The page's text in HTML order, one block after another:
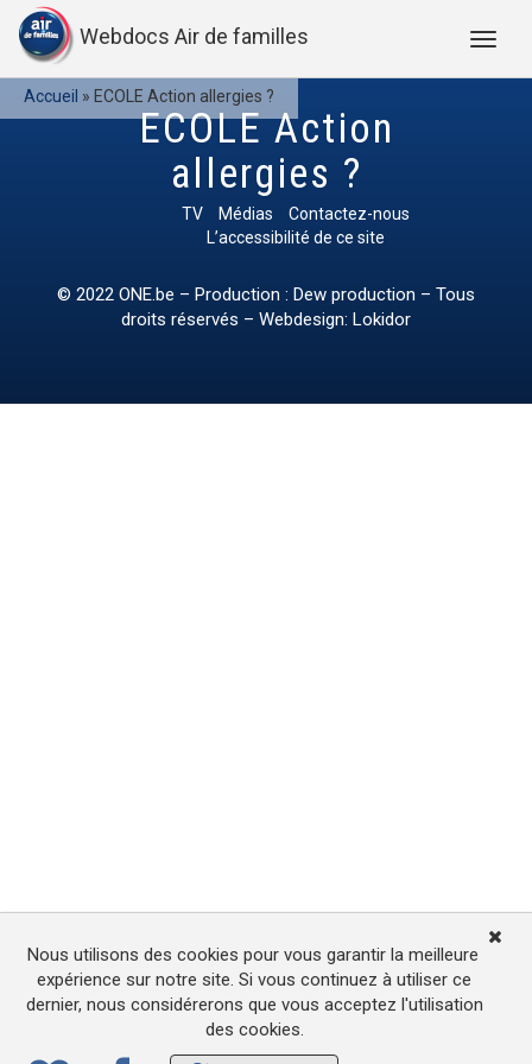
Webdocs Air de familles
Accueil » ECOLE Action allergies ?
ECOLE Action
allergies ?
TV Médias
Contactez-nous
L’accessibilité de ce site
© 2022 ONE.be – Production : Dew production – Tous
droits réservés – Webdesign: Lokidor
Nous utilisons des cookies pour vous garantir la meilleure
expérience sur notre site. Si vous continuez à utiliser ce
dernier, nous considérerons que vous acceptez l'utilisation
des cookies.